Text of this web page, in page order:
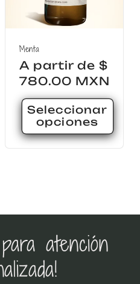
Menta
Precio
habitual
A partir de $
780.00 MXN
Seleccionar
opciones
atención